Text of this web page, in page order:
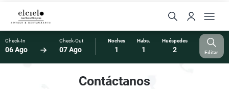
Check-In
06 Ago
Check-Out
07 Ago
Noches
1
Habs.
1
Huéspedes
2 Editar
Contáctanos